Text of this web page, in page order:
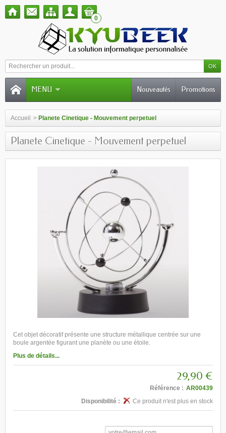
0
MENU Promotions
Nouveautés
Accueil > Planete Cinetique - Mouvement perpetuel
Planete Cinetique - Mouvement perpetuel
Cet objet décoratif présente une structure métallique centrée sur une
boule argentée figurant une planète ou une étoile.
Plus de détails...
29,90 €
Référence : AR00439
Disponibilité :
Ce produit n'est plus en stock